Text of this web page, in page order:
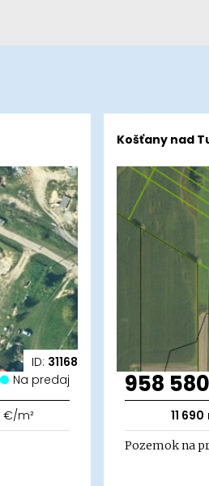
ID: 31168
Na predaj
€/m²
Košťany nad
958
11 690
Pozemok na